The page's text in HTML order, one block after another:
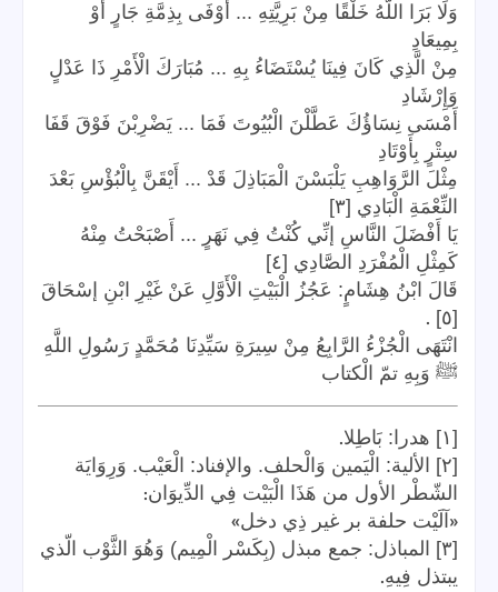
وَلَا بَرَا اللَّهُ خَلْقًا مِنْ بَرِيَّتِهِ ... أَوْفَى بِذِمَّةِ جَارٍ أَوْ
بِمِيعَادِ
مِنْ الَّذِي كَانَ فِينَا يُسْتَضَاءُ بِهِ ... مُبَارَكَ الْأَمْرِ ذَا عَدْلٍ
وَإِرْشَادِ
أَمْسَى نِسَاؤُكَ عَطَّلْنَ الْبُيُوتَ فَمَا ... يَضْرِبْنَ فَوْقَ قَفَا
سِتْرٍ بِأَوْتَادِ
مِثْلَ الرَّوَاهِبِ يَلْبَسْنَ الْمَبَاذِلَ قَدْ ... أَيْقَنَّ بِالْبُؤْسِ بَعْدَ
النِّعْمَةِ الْبَادِي [٣]
يَا أَفْضَلَ النَّاسِ إنِّي كُنْتُ فِي نَهَرٍ ... أَصْبَحْتُ مِنْهُ
كَمِثْلِ الْمُفْرَدِ الصَّادِي [٤]
قَالَ ابْنُ هِشَامٍ: عَجُزُ الْبَيْتِ الْأَوَّلِ عَنْ غَيْرِ ابْنِ إسْحَاقَ
[٥]
.
انْتَهَى الْجُزْءُ الرَّابِعُ مِنْ سِيرَةِ سَيِّدِنَا مُحَمَّدٍ رَسُولِ اللَّهِ
ﷺ وَبِهِ تمّ الْكتاب
[١] هدرا: بَاطِلا .
[٢] الألية: الْيَمين وَالْحلف. والإفناد: الْعَيْب. وَرِوَايَة
الشّطْر الأول من هَذَا الْبَيْت فِي الدِّيوَان:
« آلَيْت حلفة بر غير ذِي دخل»
[٣] المباذل: جمع مبذل (بِكَسْر الْمِيم) وَهُوَ الثَّوْب الّذي
يبتذل فِيهِ.